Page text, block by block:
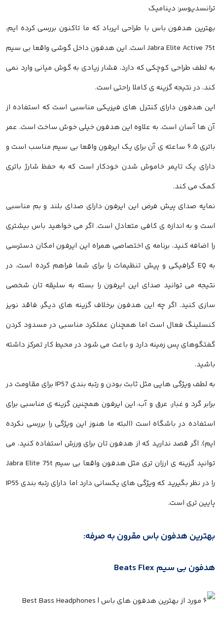
ترانسدیوسر: دینامیک
بهترین هدفون باس با طراحی ایرباد که ما تاکنون بررسی کرده ایم،
Jabra Elite Active 75t است. این هدفون داخل گوشی واقعا بی سیم
به لطف طراحی کوچکی که دارد، فشار زیادی به گوش میانی وارد نمی
کند، در نتیجه گزینه ی کاملا راحتی است.
این هدفون دارای کنترل های فیزیکی مناسبی است که استفاده از
آن ها آسان است. به علاوه این هدفون خیلی خوش ساخت است. عمر
باتری ۶.۵ ساعته ی آن برای یک ایرفون واقعا بی سیم مناسب است و
دارای یک تایمر خاموش شدن خودکار است که به حفظ شارژ باتری
کمک می کند.
نمایه صدای پیش فرض این ایرفون دارای صدای بلند و بم مناسبی
است و به اندازه ی کافی متعادل است. اگر می خواهید باس بیشتری
را اضافه کنید، برنامه ی اختصاصی همراه این ایرفون امکان دسترسی
به EQ گرافیکی و پیش تنظیمات را برای شما فراهم کرده است، در
نتیجه می توانید صدای این ایرفون را بسته به سلیقه تان شخصی
سازی کنید. اگر چه این هدفون برخلاف گزینه های دیگر، فاقد نویز
کنسلینگ فعال است اما همچنان عملکرد مناسبی در مسدود کردن
گفتگوهای پس زمینه دارد و باعث می شود در محیط کار تمرکز داشته
باشید.
به لطف ویژگی هایی مثل ثابت بودن و رتبه بندی IP57 برای مقاومت در
برابر گرد و غبار، عرق و آب، این ایرفون همچنین گزینه ی مناسبی برای
استفاده در باشگاه است (البته ما هنوز این ویژگی را بررسی نکرده
ایم). اگر قصد ندارید که از هدفون تان برای ورزش استفاده کنید، می
توانید گزینه ی ارزان تری مثل هدفون واقعا بی سیم Jabra Elite 75t
را در نظر بگیرید که ویژگی های یکسانی دارد اما دارای رتبه بندی IP55
پایین تری است.
بهترین هدفون باس مقرون به صرفه:
هدفون بی سیم Beats Flex